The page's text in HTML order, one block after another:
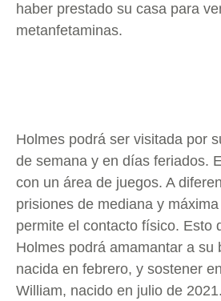
haber prestado su casa para
metanfetaminas.
Holmes podrá ser visitada por
de semana y en días feriados.
con un área de juegos. A
prisiones de mediana y
permite el contacto físico. Esto
Holmes podrá amamantar a su
nacida en febrero, y sostener
William, nacido en julio de